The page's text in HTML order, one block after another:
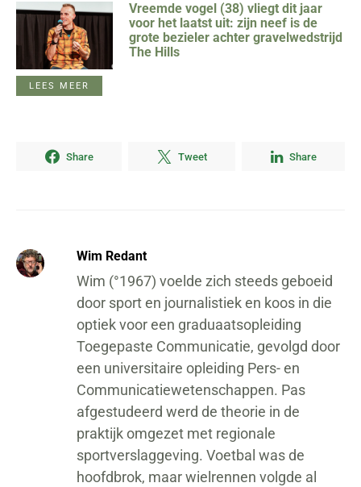
Vreemde vogel (38) vliegt dit jaar
voor het laatst uit: zijn neef is de
grote bezieler achter gravelwedstrijd
The Hills
LEES MEER
Share Tweet Share
Wim Redant
Wim (°1967) voelde zich steeds geboeid
door sport en journalistiek en koos in die
optiek voor een graduaatsopleiding
Toegepaste Communicatie, gevolgd door
een universitaire opleiding Pers- en
Communicatiewetenschappen. Pas
afgestudeerd werd de theorie in de
praktijk omgezet met regionale
sportverslaggeving. Voetbal was de
hoofdbrok, maar wielrennen volgde al